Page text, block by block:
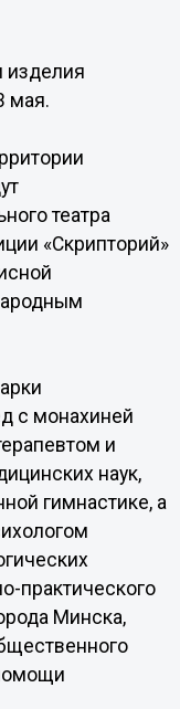
изделия
мая.
театра
«Скрипторий»
с монахиней
и
наук,
гимнастике, а
практического
Минска,